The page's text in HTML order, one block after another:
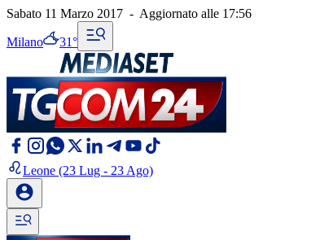
Sabato 11 Marzo 2017 - Aggiornato alle 17:56
Milano 31°
Leone (23 Lug - 23 Ago)